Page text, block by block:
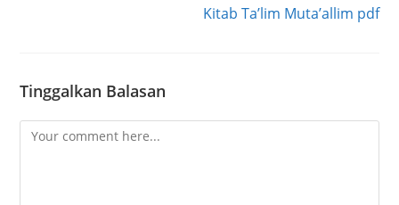
Kitab Ta’lim Muta’allim pdf
Tinggalkan Balasan
Comment